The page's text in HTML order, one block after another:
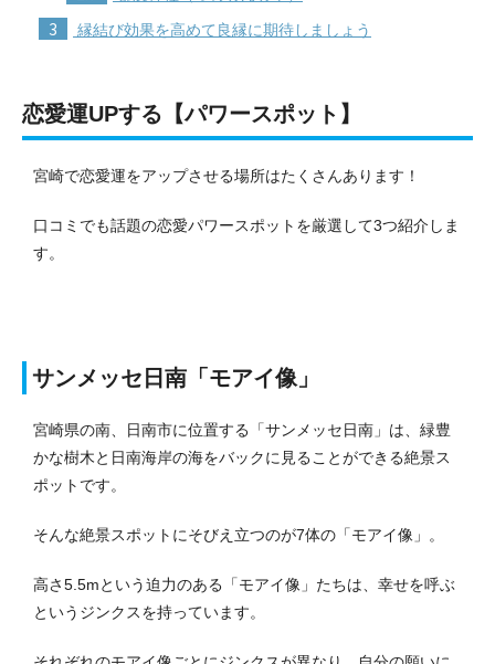
3 縁結び効果を高めて良縁に期待しましょう
恋愛運UPする【パワースポット】
宮崎で恋愛運をアップさせる場所はたくさんあります！
口コミでも話題の恋愛パワースポットを厳選して3つ紹介しま
す。
サンメッセ日南「モアイ像」
宮崎県の南、日南市に位置する「サンメッセ日南」は、緑豊
かな樹木と日南海岸の海をバックに見ることができる絶景ス
ポットです。
そんな絶景スポットにそびえ立つのが7体の「モアイ像」。
高さ5.5mという迫力のある「モアイ像」たちは、幸せを呼ぶ
というジンクスを持っています。